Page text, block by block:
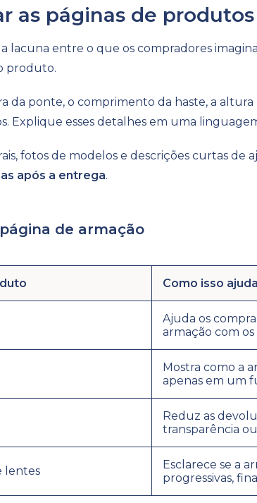
as páginas de produtos
entre o que os compradores
produto.
da ponte, o comprimento da haste, a altura
Explique esses detalhes em uma
fotos de modelos e descrições curtas de
após a entrega.
de armação
Como isso
Ajuda os
armação com
Mostra como a
apenas em um
Reduz as
transparência
lentes
Esclarece se a
progressivas,